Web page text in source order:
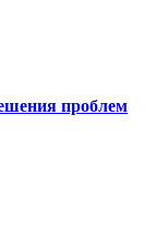
проблем